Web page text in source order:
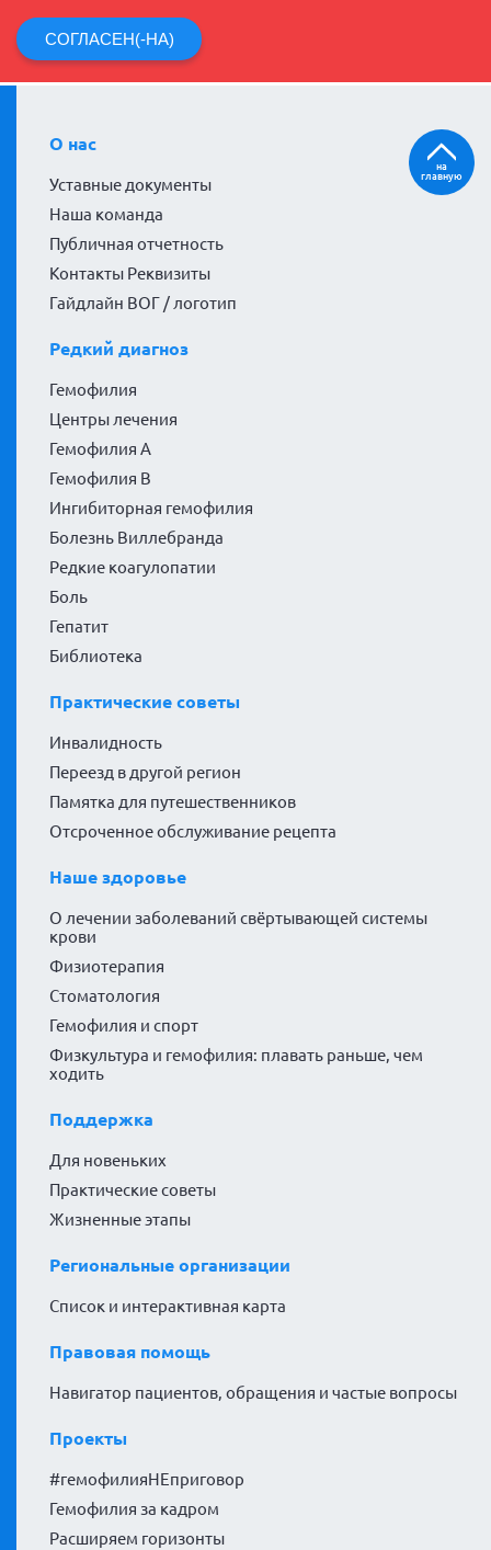
СОГЛАСЕН(-НА)
О нас
Уставные документы
Наша команда
Публичная отчетность
Контакты Реквизиты
Гайдлайн ВОГ / логотип
Редкий диагноз
Гемофилия
Центры лечения
Гемофилия А
Гемофилия В
Ингибиторная гемофилия
Болезнь Виллебранда
Редкие коагулопатии
Боль
Гепатит
Библиотека
Практические советы
Инвалидность
Переезд в другой регион
Памятка для путешественников
Отсроченное обслуживание рецепта
Наше здоровье
О лечении заболеваний свёртывающей системы
крови
Физиотерапия
Стоматология
Гемофилия и спорт
Физкультура и гемофилия: плавать раньше, чем
ходить
Поддержка
Для новеньких
Практические советы
Жизненные этапы
Региональные организации
Список и интерактивная карта
Правовая помощь
Навигатор пациентов, обращения и частые вопросы
Проекты
#гемофилияНЕприговор
Гемофилия за кадром
Расширяем горизонты
на
главную